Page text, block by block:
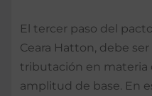
El tercer paso del
Ceara Hatton, debe
tributación en materia
amplitud de base. En